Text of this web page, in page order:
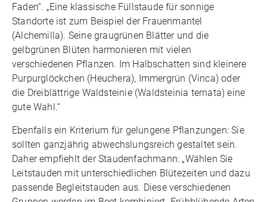
Faden“. „Eine klassische Füllstaude für sonnige
Standorte ist zum Beispiel der Frauenmantel
(Alchemilla). Seine graugrünen Blätter und die
gelbgrünen Blüten harmonieren mit vielen
verschiedenen Pflanzen. Im Halbschatten sind kleinere
Purpurglöckchen (Heuchera), Immergrün (Vinca) oder
die Dreiblättrige Waldsteinie (Waldsteinia ternata) eine
gute Wahl.“
Ebenfalls ein Kriterium für gelungene Pflanzungen: Sie
sollten ganzjährig abwechslungsreich gestaltet sein.
Daher empfiehlt der Staudenfachmann: „Wählen Sie
Leitstauden mit unterschiedlichen Blütezeiten und dazu
passende Begleitstauden aus. Diese verschiedenen